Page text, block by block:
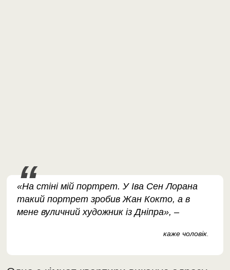
«На стіні мій портрет. У Іва Сен Лорана
такий портрет зробив Жан Кокто, а в
мене вуличний художник із Дніпра», –
каже чоловік.